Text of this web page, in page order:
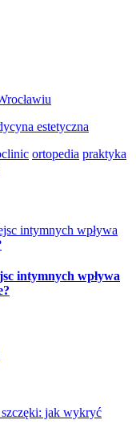
estetyczna
ortopedia praktyka
intymnych wpływa